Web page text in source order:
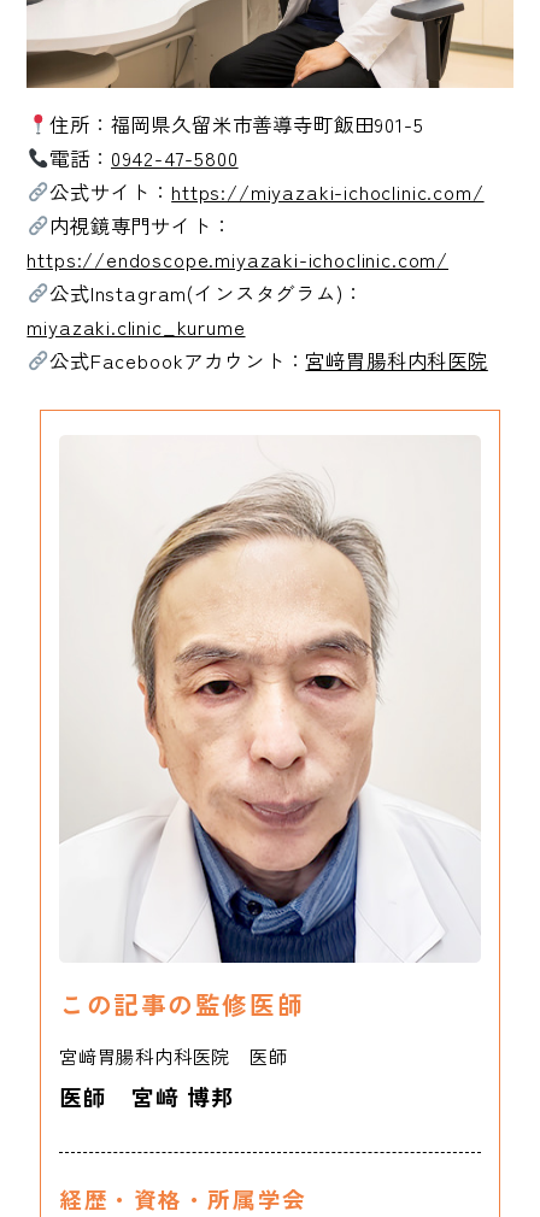
住所：福岡県久留米市善導寺町飯田901-5
電話： 0942-47-5800
公式サイト： https://miyazaki-ichoclinic.com/
内視鏡専門サイト：
https://endoscope.miyazaki-ichoclinic.com/
公式Instagram(インスタグラム)：
miyazaki.clinic_kurume
公式Facebookアカウント： 宮﨑胃腸科内科医院
この記事の監修医師
宮﨑胃腸科内科医院 医師
医師 宮﨑 博邦
経歴・資格・所属学会